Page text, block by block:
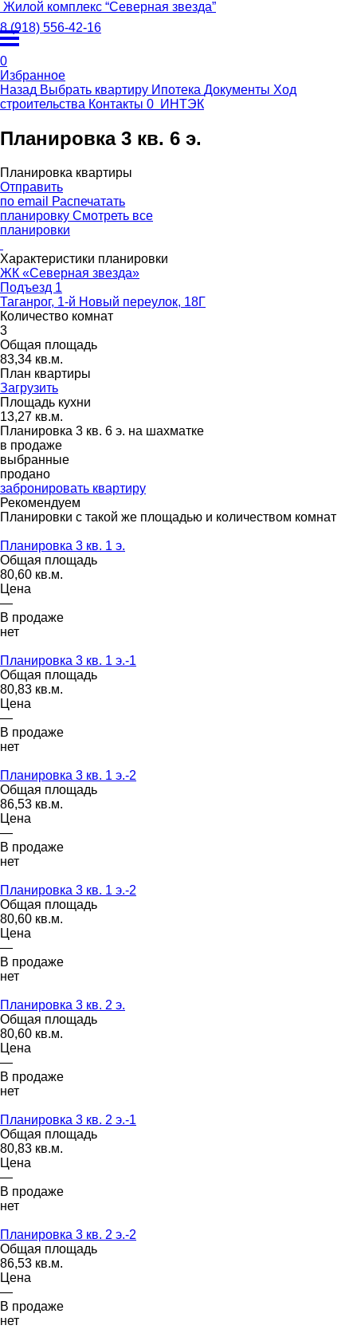
Жилой комплекс “Северная звезда”
8 (918) 556-42-16
0
Избранное
Назад Выбрать квартиру Ипотека Документы Ход
строительства Контакты 0 ИНТЭК
Планировка 3 кв. 6 э.
Планировка квартиры
Отправить
по email
Распечатать
планировку Смотреть все
планировки
Характеристики планировки
ЖК «Северная звезда»
Подъезд 1
Таганрог, 1-й Новый переулок, 18Г
Количество комнат
3
Общая площадь
83,34 кв.м.
План квартиры
Загрузить
Площадь кухни
13,27 кв.м.
Планировка 3 кв. 6 э. на шахматке
в продаже
выбранные
продано
забронировать квартиру
Рекомендуем
Планировки с такой же площадью и количеством комнат
Планировка 3 кв. 1 э.
Общая площадь
80,60 кв.м.
Цена
—
В продаже
нет
Планировка 3 кв. 1 э.-1
Общая площадь
80,83 кв.м.
Цена
—
В продаже
нет
Планировка 3 кв. 1 э.-2
Общая площадь
86,53 кв.м.
Цена
—
В продаже
нет
Планировка 3 кв. 1 э.-2
Общая площадь
80,60 кв.м.
Цена
—
В продаже
нет
Планировка 3 кв. 2 э.
Общая площадь
80,60 кв.м.
Цена
—
В продаже
нет
Планировка 3 кв. 2 э.-1
Общая площадь
80,83 кв.м.
Цена
—
В продаже
нет
Планировка 3 кв. 2 э.-2
Общая площадь
86,53 кв.м.
Цена
—
В продаже
нет